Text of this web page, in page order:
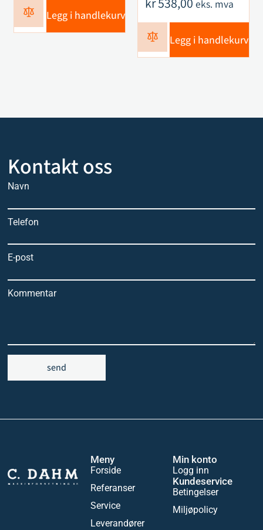
Legg i handlekurv
eks. mva
Legg i handlekurv
Kontakt oss
Navn
Telefon
E-post
Kommentar
send
Meny
Forside
Referanser
Service
Leverandører
Min konto
Logg inn
Kundeservice
Betingelser
Miljøpolicy